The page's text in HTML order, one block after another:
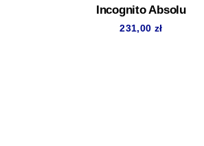
Incognito Absolu
231,00 zł